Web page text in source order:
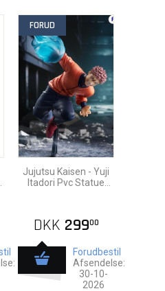
FORUD
Jujutsu Kaisen - Yuji
Itadori Pvc Statue
DKK 29900
Forudbestil
Afsendelse:
30-10-
2026